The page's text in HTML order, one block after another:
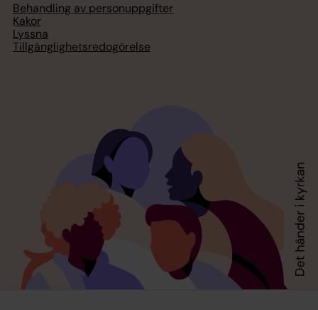
Behandling av personuppgifter
Kakor
Lyssna
Tillgänglighetsredogörelse